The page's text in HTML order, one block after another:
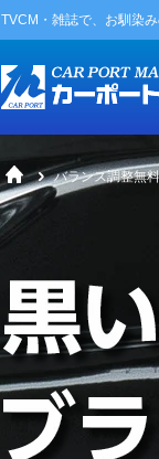
TVCM・雑誌で、お馴染
バランス調整無